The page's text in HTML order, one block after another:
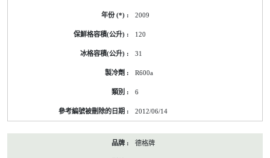
2009
120
31
R600a
6
2012/06/14
德格牌